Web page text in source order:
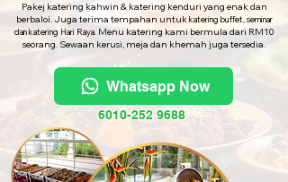
Pakej katering kahwin & katering kenduri yang enak dan
berbaloi. Juga terima tempahan untukkatering buffet, seminar
dan katering Hari Raya. Menu katering kami bermula dari RM10
seorang. Sewaan kerusi, meja dan khemah juga tersedia.
Whatsapp Now
6010-252 9688